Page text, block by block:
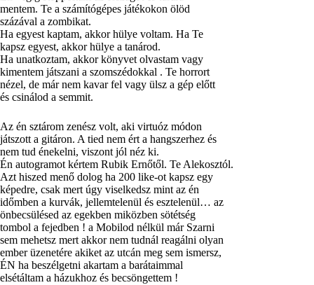
mentem. Te a számítógépes játékokon ölöd
százával a zombikat.
Ha egyest kaptam, akkor hülye voltam. Ha Te
kapsz egyest, akkor hülye a tanárod.
Ha unatkoztam, akkor könyvet olvastam vagy
kimentem játszani a szomszédokkal . Te horrort
nézel, de már nem kavar fel vagy ülsz a gép előtt
és csinálod a semmit.
Az én sztárom zenész volt, aki virtuóz módon
játszott a gitáron. A tied nem ért a hangszerhez és
nem tud énekelni, viszont jól néz ki.
Én autogramot kértem Rubik Ernőtől. Te Alekosztól.
Azt hiszed menő dolog ha 200 like-ot kapsz egy
képedre, csak mert úgy viselkedsz mint az én
időmben a kurvák, jellemtelenül és esztelenül… az
önbecsülésed az egekben miközben sötétség
tombol a fejedben ! a Mobilod nélkül már Szarni
sem mehetsz mert akkor nem tudnál reagálni olyan
ember üzenetére akiket az utcán meg sem ismersz,
ÉN ha beszélgetni akartam a barátaimmal
elsétáltam a házukhoz és becsöngettem !